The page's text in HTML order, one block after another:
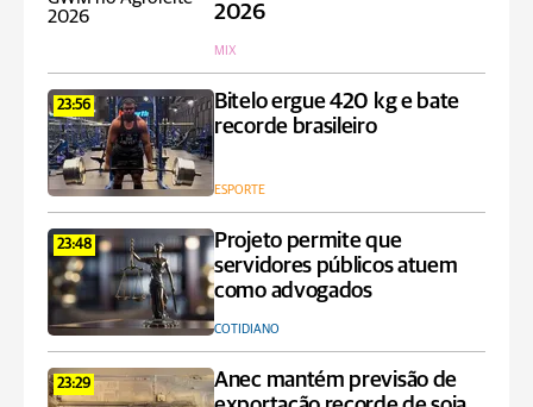
2026
MIX
23:56
Bitelo ergue 420 kg e bate
recorde brasileiro
ESPORTE
23:48
Projeto permite que
servidores públicos atuem
como advogados
COTIDIANO
23:29
Anec mantém previsão de